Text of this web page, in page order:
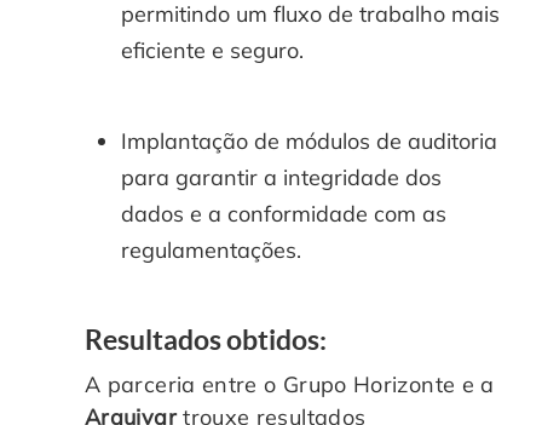
permitindo um fluxo de trabalho mais
eficiente e seguro.
Implantação de módulos de auditoria
para garantir a integridade dos
dados e a conformidade com as
regulamentações.
Resultados obtidos:
A parceria entre o Grupo Horizonte e a
Arquivartrouxe resultados